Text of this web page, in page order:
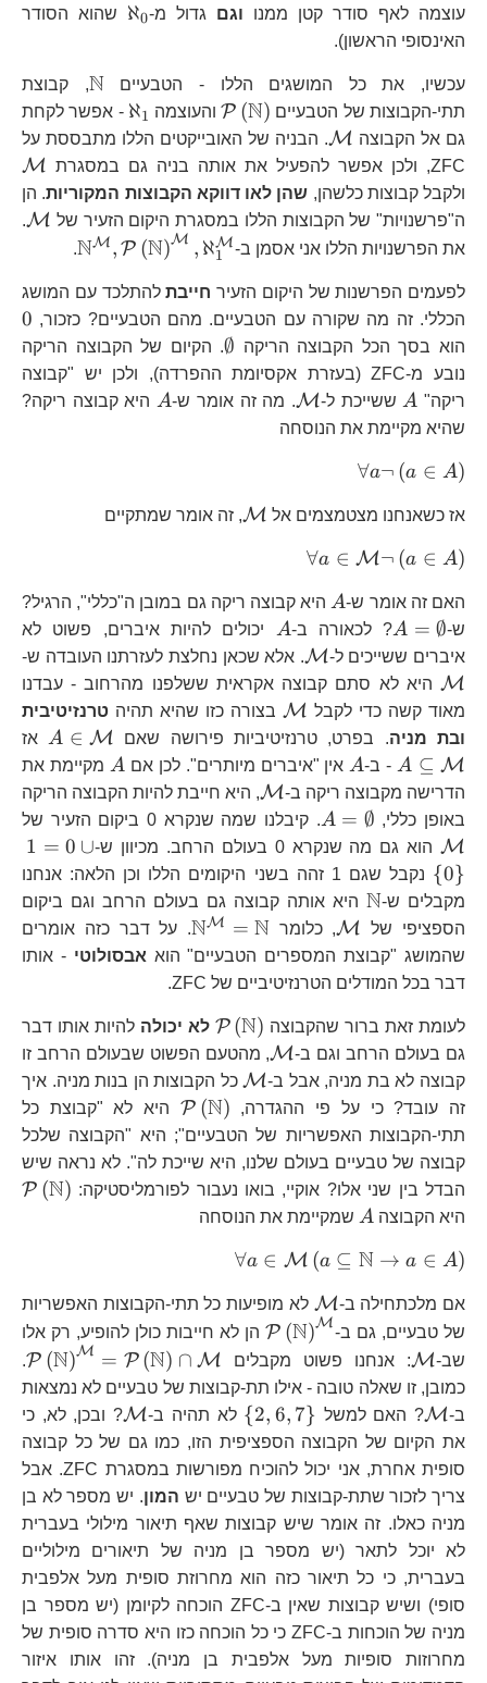
עוצמה לאף סודר קטן ממנו וגם גדול מ- \aleph_{0}
ℵ0
שהוא הסודר
האינסופי הראשון).
עכשיו, את כל המושגים הללו - הטבעיים N, קבוצת
תתי-הקבוצות של הטבעיים
P (N) והעוצמה \aleph_{1}
ℵ1
- אפשר לקחת
גם אל הקבוצה
\mathcal{M} M. הבניה של האובייקטים הללו מתבססת על
ZFC, ולכן אפשר להפעיל את אותה בניה גם במסגרת
M
ולקבל קבוצות כלשהן, שהן לאו דווקא הקבוצות המקוריות. הן
ה"פרשנויות" של הקבוצות הללו במסגרת היקום הזעיר של M
.
את הפרשנויות הללו אני אסמן ב-
NM , P (N) M , ℵ1
M
.
לפעמים הפרשנות של היקום הזעיר חייבתלהתלכד עם המושג
הכללי. זה מה שקורה עם הטבעיים. מהם הטבעיים? כזכור, 0
הוא בסך הכל הקבוצה הריקה
\emptyset
∅. הקיום של הקבוצה הריקה
נובע מ-ZFC (בעזרת אקסיומת ההפרדה), ולכן יש "קבוצה
ריקה"
A A ששייכת ל- \mathcal{M}
M. מה זה אומר ש- A
A היא קבוצה ריקה?
שהיא מקיימת את הנוסחה
A\right)
∀a¬ (a ∈ A)
אז כשאנחנו מצטמצמים אל
\mathcal{M}
M, זה אומר שמתקיים
A\right)
∀a ∈ M¬ (a ∈ A)
האם זה אומר ש- A A היא קבוצה ריקה גם במובן ה"כללי", הרגיל?
ש-
A=\emptyset A = ∅ ? לכאורה ב- A A יכולים להיות איברים, פשוט לא
איברים ששייכים ל-
\mathcal{M}M. אלא שכאן נחלצת לעזרתנו העובדה ש-
M היא לא סתם קבוצה אקראית ששלפנו מהרחוב - עבדנו
מאוד קשה כדי לקבל\mathcal{M}
M בצורה כזו שהיא תהיה טרנזיטיבית
ובת מניה. בפרט, טרנזיטיביות פירושה שאם A ∈ M אז
A ⊆ M - ב- A A אין "איברים מיותרים". לכן אם A
A מקיימת את
הדרישה מקבוצה ריקה ב-
\mathcal{M}
M, היא חייבת להיות הקבוצה הריקה
באופן כללי,
A=\emptyset A = ∅ . קיבלנו שמה שנקרא 0 ביקום הזעיר של
M הוא גם מה שנקרא 0 בעולם הרחב. מכיוון ש-
{
1 = 0 ∪
{0}
נקבל שגם 1 זהה בשני היקומים הללו וכן הלאה: אנחנו
מקבלים ש-
\mathbb{N} N היא אותה קבוצה גם בעולם הרחב וגם ביקום
הספציפי של
\mathcal{M} M, כלומר NM = N
. על דבר כזה אומרים
שהמושג "קבוצת המספרים הטבעיים" הוא אבסולוטי - אותו
דבר בכל המודלים הטרנזיטיביים של ZFC.
לעומת זאת ברור שהקבוצה P (N) לא יכולה להיות אותו דבר
גם בעולם הרחב וגם ב-\mathcal{M}
M, מהטעם הפשוט שבעולם הרחב זו
קבוצה לא בת מניה, אבל ב-
\mathcal{M}
M כל הקבוצות הן בנות מניה. איך
זה עובד? כי על פי ההגדרה,
P (N)
היא לא "קבוצת כל
תתי-הקבוצות האפשריות של הטבעיים"; היא "הקבוצה שלכל
קבוצה של טבעיים בעולם שלנו, היא שייכת לה". לא נראה שיש
הבדל בין שני אלו? אוקיי, בואו נעבור לפורמליסטיקה:
P (N)
היא הקבוצה A שמקיימת את הנוסחה
\forall
a\in A\right)
∀a ∈ M (a ⊆ N → a ∈ A)
אם מלכתחילה ב- \mathcal{M} M לא מופיעות כל תתי-הקבוצות האפשריות
של טבעיים, גם ב-
P (N) M
הן לא חייבות כולן להופיע, רק אלו
שב-
\mathcal{M} M: אנחנו פשוט מקבלים P (N) M = P (N) ∩ M
.
כמובן, זו שאלה טובה - אילו תת-קבוצות של טבעיים לא נמצאות
ב-
\mathcal{M} M? האם למשל
\left\{
2,6,7\right\}
{2, 6, 7} לא תהיה ב- \mathcal{M}
M? ובכן, לא, כי
את הקיום של הקבוצה הספציפית הזו, כמו גם של כל קבוצה
סופית אחרת, אני יכול להוכיח מפורשות במסגרת ZFC. אבל
צריך לזכור שתת-קבוצות של טבעיים יש המון. יש מספר לא בן
מניה כאלו. זה אומר שיש קבוצות שאף תיאור מילולי בעברית
לא יוכל לתאר (יש מספר בן מניה של תיאורים מילוליים
בעברית, כי כל תיאור כזה הוא מחרוזת סופית מעל אלפבית
סופי) ושיש קבוצות שאין ב-ZFC הוכחה לקיומן (יש מספר בן
מניה של הוכחות ב-ZFC כי כל הוכחה כזו היא סדרה סופית של
מחרוזות סופיות מעל אלפבית בן מניה). זהו אותו איזור